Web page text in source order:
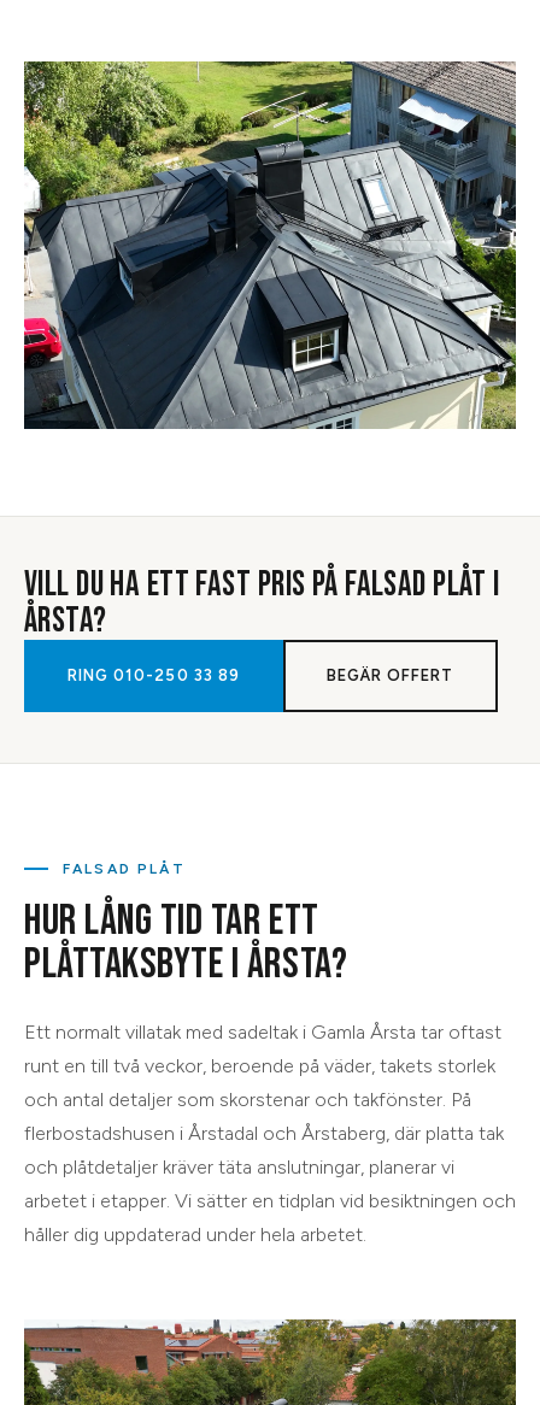
VILL DU HA ETT FAST PRIS PÅ FALSAD PLÅT I
ÅRSTA?
RING010-250 33 89 BEGÄR OFFERT
FALSAD PLÅT
HUR LÅNG TID TAR ETT
PLÅTTAKSBYTE I ÅRSTA?
Ett normalt villatak med sadeltak i Gamla Årsta tar oftast
runt en till två veckor, beroende på väder, takets storlek
och antal detaljer som skorstenar och takfönster. På
flerbostadshusen i Årstadal och Årstaberg, där platta tak
och plåtdetaljer kräver täta anslutningar, planerar vi
arbetet i etapper. Vi sätter en tidplan vid besiktningen och
håller dig uppdaterad under hela arbetet.